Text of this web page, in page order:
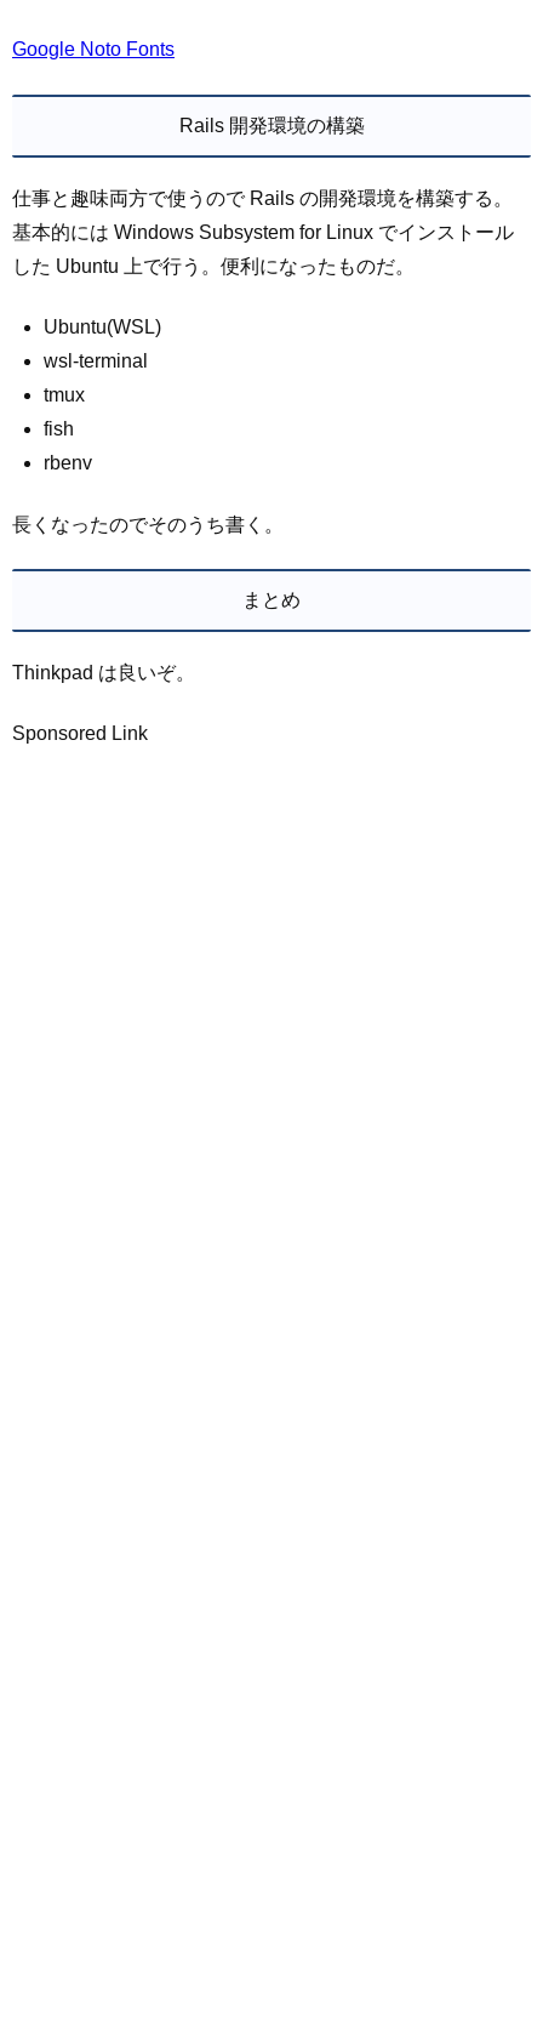
Google Noto Fonts
Rails 開発環境の構築
仕事と趣味両方で使うので Rails の開発環境を構築する。
基本的には Windows Subsystem for Linux でインストール
した Ubuntu 上で行う。便利になったものだ。
Ubuntu(WSL)
wsl-terminal
tmux
fish
rbenv
長くなったのでそのうち書く。
まとめ
Thinkpad は良いぞ。
Sponsored Link